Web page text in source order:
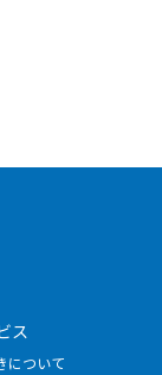
ス
について